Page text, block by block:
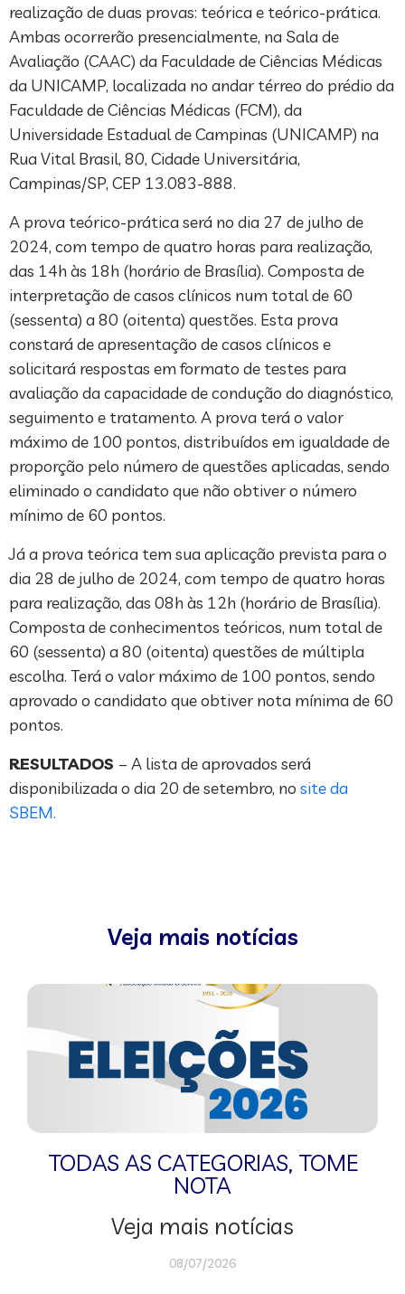
realização de duas provas: teórica e teórico-prática.
Ambas ocorrerão presencialmente, na Sala de
Avaliação (CAAC) da Faculdade de Ciências Médicas
da UNICAMP, localizada no andar térreo do prédio da
Faculdade de Ciências Médicas (FCM), da
Universidade Estadual de Campinas (UNICAMP) na
Rua Vital Brasil, 80, Cidade Universitária,
Campinas/SP, CEP 13.083-888.
A prova teórico-prática será no dia 27 de julho de
2024, com tempo de quatro horas para realização,
das 14h às 18h (horário de Brasília). Composta de
interpretação de casos clínicos num total de 60
(sessenta) a 80 (oitenta) questões. Esta prova
constará de apresentação de casos clínicos e
solicitará respostas em formato de testes para
avaliação da capacidade de condução do diagnóstico,
seguimento e tratamento. A prova terá o valor
máximo de 100 pontos, distribuídos em igualdade de
proporção pelo número de questões aplicadas, sendo
eliminado o candidato que não obtiver o número
mínimo de 60 pontos.
Já a prova teórica tem sua aplicação prevista para o
dia 28 de julho de 2024, com tempo de quatro horas
para realização, das 08h às 12h (horário de Brasília).
Composta de conhecimentos teóricos, num total de
60 (sessenta) a 80 (oitenta) questões de múltipla
escolha. Terá o valor máximo de 100 pontos, sendo
aprovado o candidato que obtiver nota mínima de 60
pontos.
RESULTADOS – A lista de aprovados será
disponibilizada o dia 20 de setembro, no site da
SBEM.
Veja mais notícias
TODAS AS CATEGORIAS, TOME
NOTA
Veja mais notícias
08/07/2026